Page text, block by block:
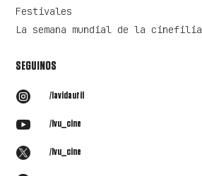
Festivales
La semana mundial de la cinefilia
SEGUINOS
 /lavidautil
 /lvu_cine
 /lvu_cine